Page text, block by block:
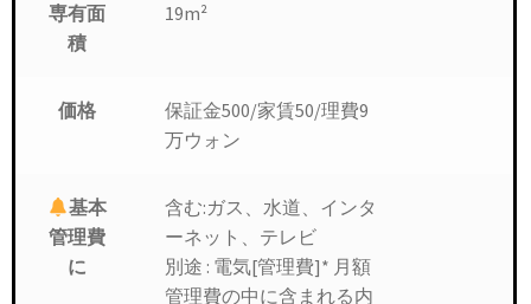
専有面
積
19m²
価格
保証金500/家賃50/理費9
万ウォン
基本
管理費
に
含む:ガス、水道、インタ
ーネット、テレビ
別途 : 電気[管理費]* 月額
管理費の中に含まれる内